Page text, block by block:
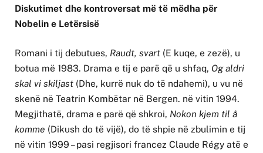
Diskutimet dhe kontroversat më të mëdha për
Nobelin e Letërsisë
Romani i tij debutues, Raudt, svart (E kuqe, e zezë), u
botua më 1983. Drama e tij e parë që u shfaq, Og aldri
skal vi skiljast (Dhe, kurrë nuk do të ndahemi), u vu në
skenë në Teatrin Kombëtar në Bergen. në vitin 1994.
Megjithatë, drama e parë që shkroi, Nokon kjem til å
komme (Dikush do të vijë), do të shpie në zbulimin e tij
në vitin 1999 – pasi regjisori francez Claude Régy atë e